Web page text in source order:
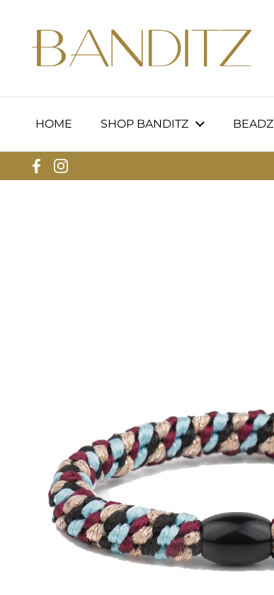
HOME SHOP BANDITZ BEADZ
Facebook
Instagram